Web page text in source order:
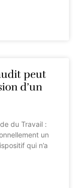
peut
d’un
du Travail :
un
qui n’a